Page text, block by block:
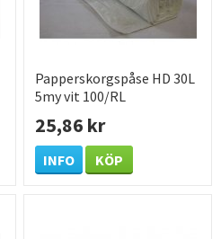
Papperskorgspåse HD 30L
5my vit 100/RL
25,86 kr
INFO KÖP